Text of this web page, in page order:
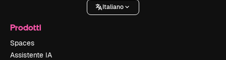
Italiano
Prodotti
Spaces
Assistente IA